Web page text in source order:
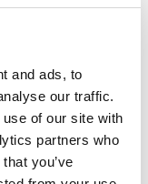
and ads, to
our traffic.
of our site with
partners who
you’ve